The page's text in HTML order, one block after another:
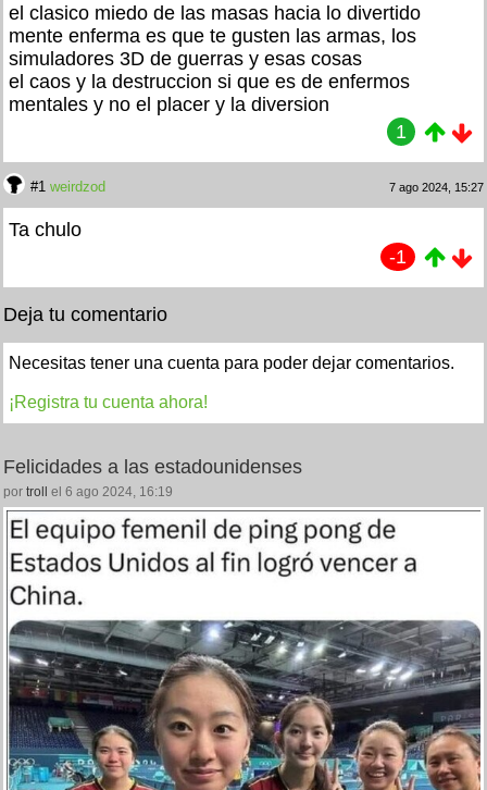
el clasico miedo de las masas hacia lo divertido
mente enferma es que te gusten las armas, los
simuladores 3D de guerras y esas cosas
el caos y la destruccion si que es de enfermos
mentales y no el placer y la diversion
1
#1 weirdzod 7 ago 2024, 15:27
Ta chulo
-1
Deja tu comentario
Necesitas tener una cuenta para poder dejar comentarios.
¡Registra tu cuenta ahora!
Felicidades a las estadounidenses
por troll el 6 ago 2024, 16:19